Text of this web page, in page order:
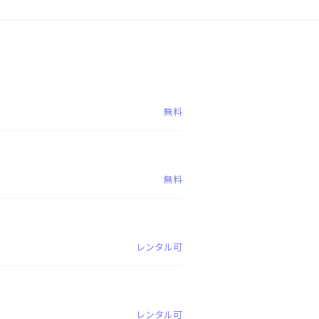
無料
無料
レンタル可
レンタル可